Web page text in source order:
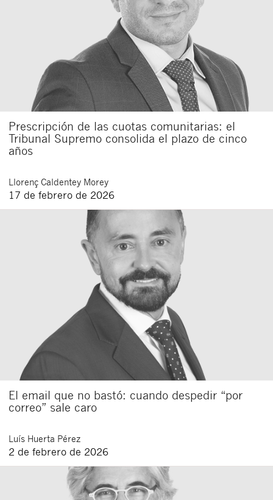
Prescripción de las cuotas comunitarias: el
Tribunal Supremo consolida el plazo de cinco
años
Llorenç Caldentey Morey
17 de febrero de 2026
El email que no bastó: cuando despedir “por
correo” sale caro
Luís Huerta Pérez
2 de febrero de 2026